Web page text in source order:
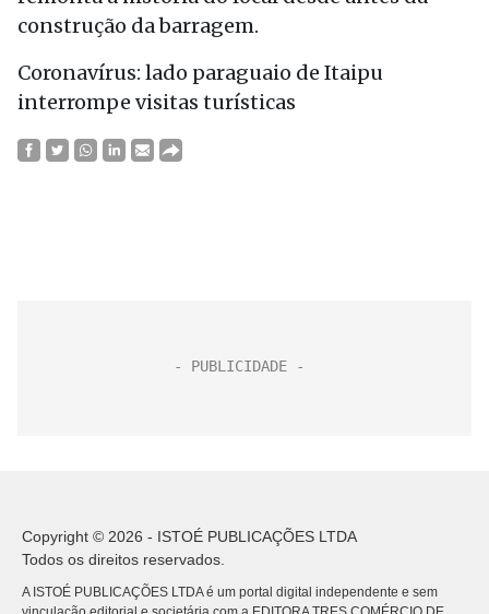
construção da barragem.
Coronavírus: lado paraguaio de Itaipu
interrompe visitas turísticas
Copyright © 2026 - ISTOÉ PUBLICAÇÕES LTDA
Todos os direitos reservados.
A ISTOÉ PUBLICAÇÕES LTDA é um portal digital independente e sem